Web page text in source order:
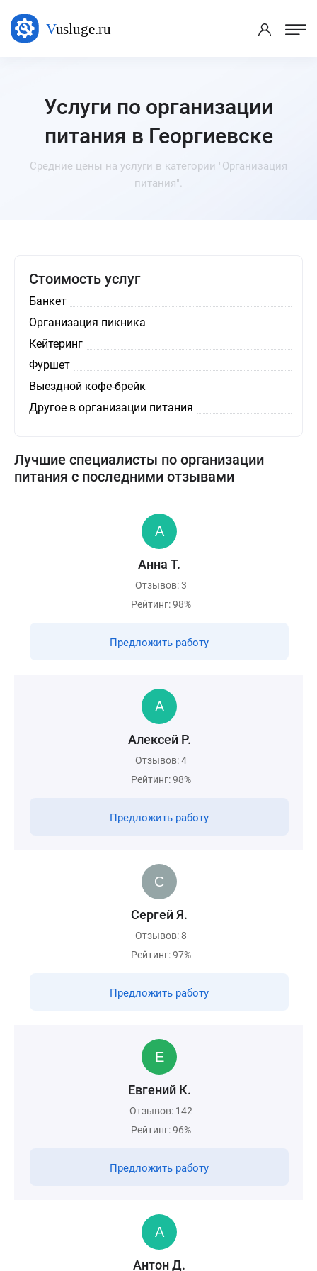
Услуги по организации
питания в Георгиевске
Средние цены на услуги в категории "Организация
питания".
Стоимость услуг
Банкет
Организация пикника
Кейтеринг
Фуршет
Выездной кофе-брейк
Другое в организации питания
Лучшие специалисты по организации
питания с последними отзывами
Анна Т.
Отзывов: 3
Рейтинг: 98%
Предложить работу
Алексей Р.
Отзывов: 4
Рейтинг: 98%
Предложить работу
Сергей Я.
Отзывов: 8
Рейтинг: 97%
Предложить работу
Евгений К.
Отзывов: 142
Рейтинг: 96%
Предложить работу
Антон Д.